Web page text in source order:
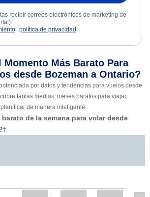
recibir correos electrónicos de marketing de
política de privacidad
Momento Más Barato Para
desde Bozeman a Ontario?
por datos y tendencias para vuelos desde
tarifas medias, meses baratos para viajar,
de manera inteligente.
de la semana para volar desde
‡